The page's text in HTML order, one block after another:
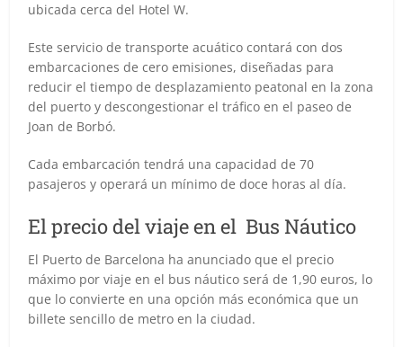
ubicada cerca del Hotel W.
Este servicio de transporte acuático contará con dos
embarcaciones de cero emisiones, diseñadas para
reducir el tiempo de desplazamiento peatonal en la zona
del puerto y descongestionar el tráfico en el paseo de
Joan de Borbó.
Cada embarcación tendrá una capacidad de 70
pasajeros y operará un mínimo de doce horas al día.
El precio del viaje en el Bus Náutico
El Puerto de Barcelona ha anunciado que el precio
máximo por viaje en el bus náutico será de 1,90 euros, lo
que lo convierte en una opción más económica que un
billete sencillo de metro en la ciudad.